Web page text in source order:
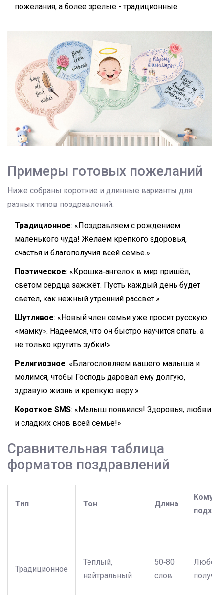
пожелания, а более зрелые - традиционные.
Примеры готовых пожеланий
Ниже собраны короткие и длинные варианты для
разных типов поздравлений.
Традиционное: «Поздравляем с рождением
маленького чуда! Желаем крепкого здоровья,
счастья и благополучия всей семье.»
Поэтическое: «Крошка‑ангелок в мир пришёл,
светом сердца зажжёт. Пусть каждый день будет
светел, как нежный утренний рассвет.»
Шутливое: «Новый член семьи уже просит русскую
«мамку». Надеемся, что он быстро научится спать, а
не только крутить зубки!»
Религиозное: «Благословляем вашего малыша и
молимся, чтобы Господь даровал ему долгую,
здравую жизнь и крепкую веру.»
Короткое SMS: «Малыш появился! Здоровья, любви
и сладких снов всей семье!»
Сравнительная таблица
форматов поздравлений
Тип Тон Длина
Кому
Традиционное
Теплый,
нейтральный
50‑80
слов
Любой